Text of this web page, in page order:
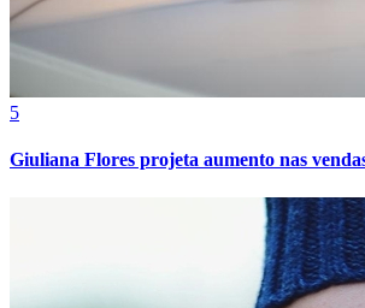
5
Giuliana Flores projeta aumento nas